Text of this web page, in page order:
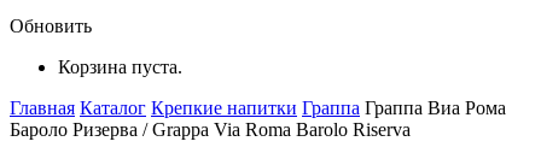
Обновить
Корзина пуста.
Главная Каталог Крепкие напитки Граппа Граппа Виа Рома
Бароло Ризерва / Grappa Via Roma Barolo Riserva